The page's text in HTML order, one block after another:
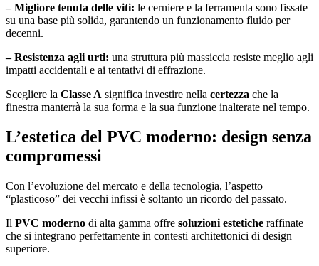
– Migliore tenuta delle viti: le cerniere e la ferramenta sono fissate
su una base più solida, garantendo un funzionamento fluido per
decenni.
– Resistenza agli urti: una struttura più massiccia resiste meglio agli
impatti accidentali e ai tentativi di effrazione.
Scegliere la Classe A significa investire nella certezza che la
finestra manterrà la sua forma e la sua funzione inalterate nel tempo.
L’estetica del PVC moderno: design senza
compromessi
Con l’evoluzione del mercato e della tecnologia, l’aspetto
“plasticoso” dei vecchi infissi è soltanto un ricordo del passato.
Il PVC moderno di alta gamma offre soluzioni estetiche raffinate
che si integrano perfettamente in contesti architettonici di design
superiore.